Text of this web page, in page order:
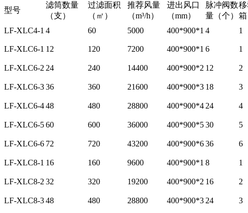
型号
滤筒数量
（支）
过滤面积
（㎡）
推荐风量
（m³/h）
进出风口
（mm）
脉冲阀数
量（个） 箱
LF-XLC4-1 4 60 5000 400*900*1 4 1
LF-XLC6-1 12 120 7200 400*900*1 6 1
LF-XLC6-2 24 240 14400 400*900*2 12 2
LF-XLC6-336 360 21600 400*900*3 18 3
LF-XLC6-448 480 28800 400*900*4 24 4
LF-XLC6-560 600 36000 400*900*530 5
LF-XLC6-6 72 720 43200 400*900*636 6
LF-XLC8-1 16 160 9600 400*900*1 8 1
LF-XLC8-2 32 320 19200 400*900*2 16 2
LF-XLC8-348 480 28800 400*900*3 24 3